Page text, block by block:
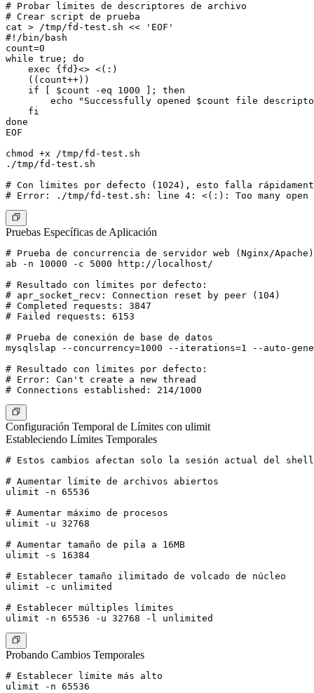
# Probar límites de descriptores de archivo
# Crear script de prueba
cat > /tmp/fd-test.sh << 'EOF'
#!/bin/bash
count=0
while true; do
    exec {fd}<> <(:)
    ((count++))
    if [ $count -eq 1000 ]; then
echo "Successfully opened $count file
    fi
done
EOF
chmod +x /tmp/fd-test.sh
./tmp/fd-test.sh
# Con límites por defecto (1024), esto falla
Pruebas Específicas de Aplicación
# Prueba de concurrencia de servidor web (Nginx/Apache)
ab -n 10000 -c 5000 http://localhost/
# Resultado con límites por defecto:
# apr_socket_recv: Connection reset by peer (104)
# Completed requests: 3847
# Failed requests: 6153
# Prueba de conexión de base de datos
mysqlslap --concurrency=1000 --iterations=1 --auto-
# Resultado con límites por defecto:
# Error: Can't create a new thread
Configuración Temporal de Límites con ulimit
Estableciendo Límites Temporales
# Estos cambios afectan solo la sesión actual del shell
# Aumentar límite de archivos abiertos
ulimit -n 65536
# Aumentar máximo de procesos
ulimit -u 32768
# Aumentar tamaño de pila a 16MB
ulimit -s 16384
# Establecer tamaño ilimitado de volcado de núcleo
ulimit -c unlimited
# Establecer múltiples límites
Probando Cambios Temporales
# Establecer límite más alto
ulimit -n 65536